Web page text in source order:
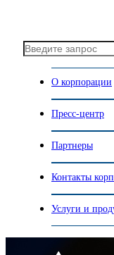
О корпорации
Пресс-центр
Партнеры
Контакты
Услуги и